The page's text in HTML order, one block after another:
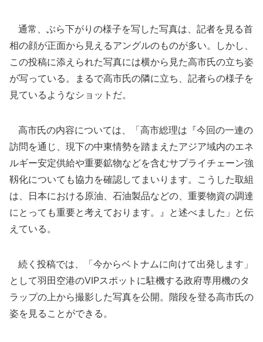
通常、ぶら下がりの様子を写した写真は、記者を見る首
相の顔が正面から見えるアングルのものが多い。しかし、
この投稿に添えられた写真には横から見た高市氏の立ち姿
が写っている。まるで高市氏の隣に立ち、記者らの様子を
見ているようなショットだ。
高市氏の内容については、「高市総理は『今回の一連の
訪問を通じ、現下の中東情勢を踏まえたアジア域内のエネ
ルギー安定供給や重要鉱物などを含むサプライチェーン強
靱化についても協力を確認してまいります。こうした取組
は、日本における原油、石油製品などの、重要物資の調達
にとっても重要と考えております。』と述べました」と伝
えている。
続く投稿では、「今からベトナムに向けて出発します」
として羽田空港のVIPスポットに駐機する政府専用機のタ
ラップの上から撮影した写真を公開。階段を登る高市氏の
姿を見ることができる。